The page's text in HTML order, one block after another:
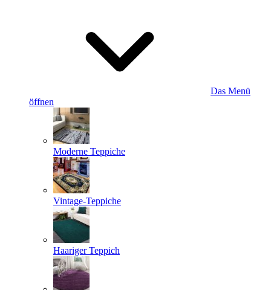
Das Menü
öffnen
Moderne Teppiche
Vintage-Teppiche
Haariger Teppich